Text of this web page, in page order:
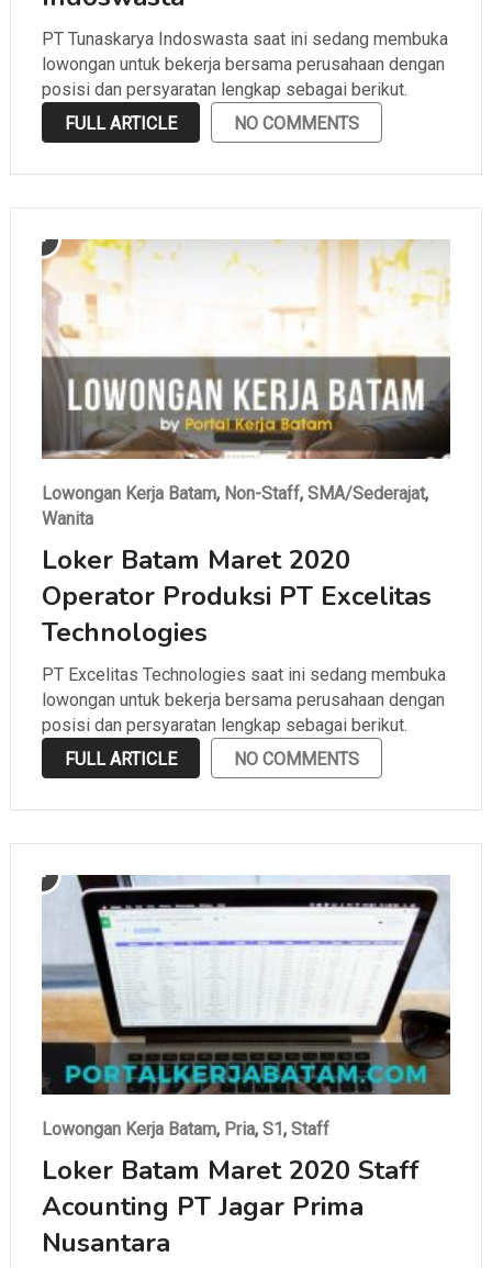
PT Tunaskarya Indoswasta saat ini sedang membuka
lowongan untuk bekerja bersama perusahaan dengan
posisi dan persyaratan lengkap sebagai berikut.
FULL ARTICLE
NO COMMENTS
Lowongan Kerja Batam, Non-Staff, SMA/Sederajat,
Wanita
Loker Batam Maret 2020
Operator Produksi PT Excelitas
Technologies
PT Excelitas Technologies saat ini sedang membuka
lowongan untuk bekerja bersama perusahaan dengan
posisi dan persyaratan lengkap sebagai berikut.
FULL ARTICLE
NO COMMENTS
Lowongan Kerja Batam, Pria, S1, Staff
Loker Batam Maret 2020 Staff
Acounting PT Jagar Prima
Nusantara